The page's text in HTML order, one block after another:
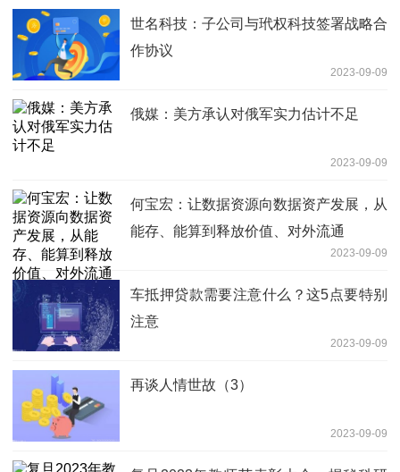
世名科技：子公司与玳权科技签署战略合
作协议
2023-09-09
俄媒：美方承认对俄军实力估计不足
2023-09-09
何宝宏：让数据资源向数据资产发展，从
能存、能算到释放价值、对外流通
2023-09-09
车抵押贷款需要注意什么？这5点要特别
注意
2023-09-09
再谈人情世故（3）
2023-09-09